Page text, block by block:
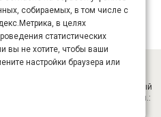
(«Атрибуция») 4.0
.
2541-9412). Издатель — ООО
в Научной электронной
445-11/2019 от 05.11.2019). Главный
наук. E-mail: student@sibac.info, тел.:
собираемых, в том числе с
в целях
статистических
вы не хотите, чтобы ваши
настройки браузера или